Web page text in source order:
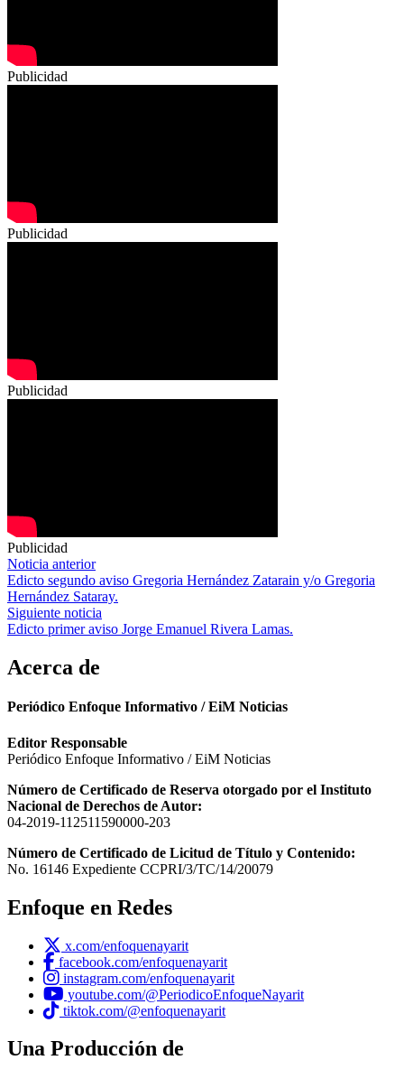
Publicidad
Publicidad
Publicidad
Publicidad
Navegación
de
entradas
Noticia anterior
Edicto segundo aviso Gregoria Hernández Zatarain y/o Gregoria
Hernández Sataray.
Siguiente noticia
Edicto primer aviso Jorge Emanuel Rivera Lamas.
Acerca de
Periódico Enfoque Informativo / EiM Noticias
Editor Responsable
Periódico Enfoque Informativo / EiM Noticias
Número de Certificado de Reserva otorgado por el Instituto
Nacional de Derechos de Autor:
04-2019-112511590000-203
Número de Certificado de Licitud de Título y Contenido:
No. 16146 Expediente CCPRI/3/TC/14/20079
Enfoque en Redes
x.com/enfoquenayarit
facebook.com/enfoquenayarit
instagram.com/enfoquenayarit
youtube.com/@PeriodicoEnfoqueNayarit
tiktok.com/@enfoquenayarit
Una Producción de